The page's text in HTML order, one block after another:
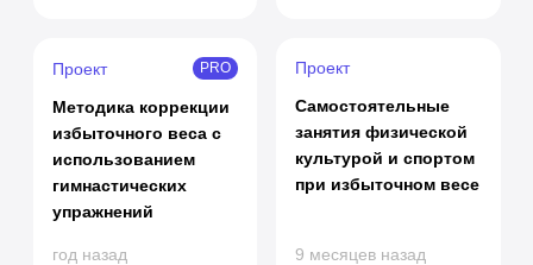
Проект PRO
Методика коррекции
избыточного веса с
использованием
гимнастических
упражнений
год назад
Проект
Самостоятельные
занятия физической
культурой и спортом
при избыточном весе
9 месяцев назад